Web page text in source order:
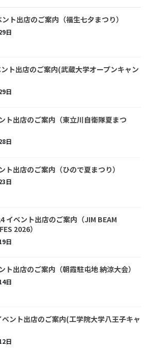
ト出店のご案内（福生七夕まつり）
日
ト出店のご案内(武蔵大学オープンキャン
日
ト出店のご案内（東立川自衛隊夏まつ
日
ト出店のご案内（ひので夏まつり）
日
イベント出店のご案内（JIM BEAM
2026）
日
ト出店のご案内（朝霞駐屯地 納涼大会）
日
ント出店のご案内(工学院大学八王子キャ
日